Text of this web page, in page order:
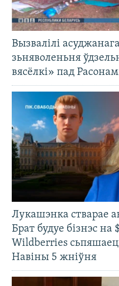
Вызвалілі
зьняволеньня
вясёлкі» пад
Лукашэнка стварае
Брат будуе бізнэс на
Wildberries
Навіны 5 жніўня